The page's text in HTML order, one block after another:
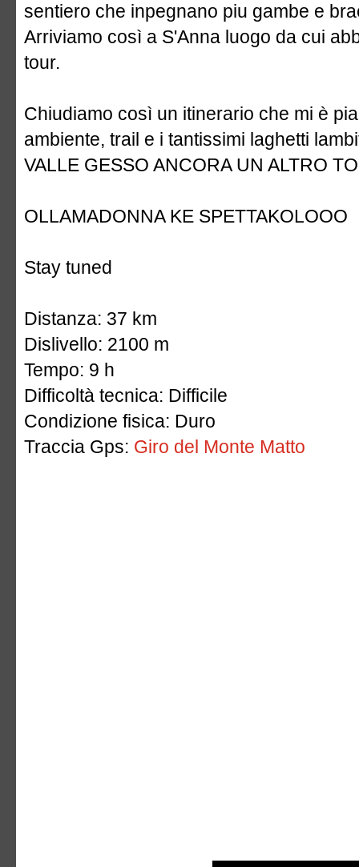
sentiero che inpegnano piu gambe e
Arriviamo così a S'Anna luogo da cui
tour.
Chiudiamo così un itinerario che mi è
ambiente, trail e i tantissimi laghetti
VALLE GESSO ANCORA UN ALTRO
OLLAMADONNA KE SPETTAKOLOOO
Stay tuned
Distanza: 37 km
Dislivello: 2100 m
Tempo: 9 h
Difficoltà tecnica: Difficile
Condizione fisica: Duro
Traccia Gps: Giro del Monte Matto